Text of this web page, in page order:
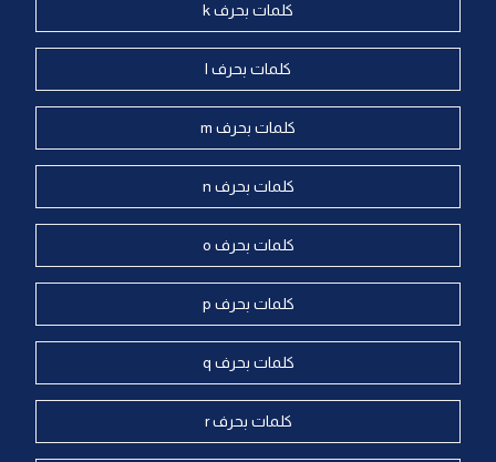
كلمات بحرف k
كلمات بحرف l
كلمات بحرف m
كلمات بحرف n
كلمات بحرف o
كلمات بحرف p
كلمات بحرف q
كلمات بحرف r